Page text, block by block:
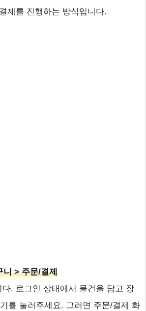
제를 진행하는 방식입니다.
니 > 주문/결제
. 로그인 상태에서 물건을 담고 장
를 눌러주세요. 그러면 주문/결제 화